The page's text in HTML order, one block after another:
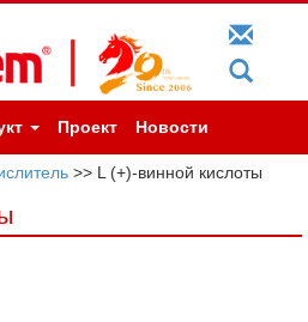
Проект Новости
>> L (+)-винной кислоты